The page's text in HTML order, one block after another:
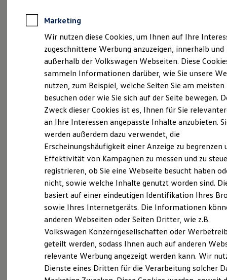
Anpfiff zum Gewinn
Elektroautos
ID. Tutorials
Elektrofahrzeugkonzepte
Reichweite
Reichweite der ID. Modelle
Reichweite im Winter
Laden
Laden unterwegs
Laden Zuhause
Ladezeitensimulator
Batterie
Sicherheit
Garantie und Lebensdauer
Nachhaltigkeit
Technologie
Kosten und Kauf
Verbrauchskosten
Kaufoptionen
E-Auto-Förderung
Software und Konnektivität
Die ID. Software 6
ID. Software Versionen und Updates
Digitale Extras
Schnittstellen zu Ihrem ID.
Impressum & Rechtliches)
Probefahrt vereinbaren
Fahrzeugangebot anfordern
Servicetermin buchen
Marketing
Wir nutzen diese Cookies, um Ihnen auf Ihre
zugeschnittene Werbung anzuzeigen, innerhalb und
außerhalb der Volkswagen Webseiten. Diese
sammeln Informationen darüber, wie Sie unsere
nutzen, zum Beispiel, welche Seiten Sie am meisten
besuchen oder wie Sie sich auf der Seite bewegen.
Zweck dieser Cookies ist es, Ihnen für Sie
an Ihre Interessen angepasste Inhalte anzubieten.
werden außerdem dazu verwendet, die
Erscheinungshäufigkeit einer Anzeige zu begrenzen
Effektivität von Kampagnen zu messen und zu
registrieren, ob Sie eine Webseite besucht haben
nicht, sowie welche Inhalte genutzt worden sind.
basiert auf einer eindeutigen Identifikation Ihres
sowie Ihres Internetgeräts. Die Informationen
anderen Webseiten oder Seiten Dritter, wie z.B.
Volkswagen Konzerngesellschaften oder
geteilt werden, sodass Ihnen auch auf anderen
relevante Werbung angezeigt werden kann. Wir
Dienste eines Dritten für die Verarbeitung solcher